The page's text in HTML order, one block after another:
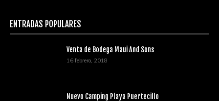
ENTRADAS POPULARES
Venta de Bodega Maui And Sons
16 febrero, 2018
Nuevo Camping Playa Puertecillo